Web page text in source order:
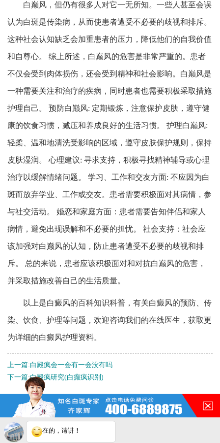
白巅风，但仍有很多人对它一无所知。一些人甚至会误
认为白斑是传染病，从而使患者遭受不必要的歧视和排斥。
这种社会认知缺乏会加重患者的压力，降低他们的自我价值
和自尊心。 综上所述，白巅风的危害是非常严重的。患者
不仅会受到肉体损伤，还会受到精神和社会影响。白巅风是
一种需要关注和治疗的疾病，同时患者也需要积极采取措施
护理自己。 预防白巅风: 定期锻炼，注意保护皮肤，遵守健
康的饮食习惯，减压和养成良好的生活习惯。 护理白巅风:
轻柔、温和地清洗受影响的区域，遵守皮肤保护规则，保持
皮肤湿润。 心理建议: 寻求支持，积极寻找精神辅导或心理
治疗以缓解情绪问题。 学习、工作和交友方面: 不应因为白
斑而放弃学业、工作或交友。患者需要积极面对其病情，参
与社交活动。 婚恋和家庭方面：患者需要告知伴侣和家人
病情，避免出现误解和不必要的担忧。 社会支持：社会应
该加强对白巅风的认知，防止患者遭受不必要的歧视和排
斥。 总的来说，患者应该积极面对和对抗白巅风的危害，
并采取措施改善自己的生活质量。
以上是白癜风的百科知识科普，有关白癜风的预防、传
染、饮食、护理等问题，欢迎咨询我们的在线医生，获取更
为详细的白癜风护理资料。
上一篇:白殿疯会一会有一会没有吗
下一篇:白殿疯研究(白癫疯识别)
QQ：3188546587
在的，请讲！